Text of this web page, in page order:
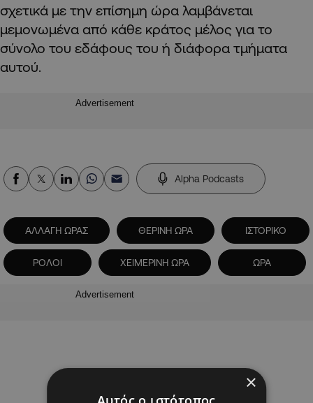
σχετικά με την επίσημη ώρα λαμβάνεται
μεμονωμένα από κάθε κράτος μέλος για το
σύνολο του εδάφους του ή διάφορα τμήματα
αυτού.
Advertisement
Alpha Podcasts
ΑΛΛΑΓΗ ΩΡΑΣ ΘΕΡΙΝΗ ΩΡΑ ΙΣΤΟΡΙΚΟ
ΡΟΛΟΙ ΧΕΙΜΕΡΙΝΗ ΩΡΑ ΩΡΑ
Advertisement
×